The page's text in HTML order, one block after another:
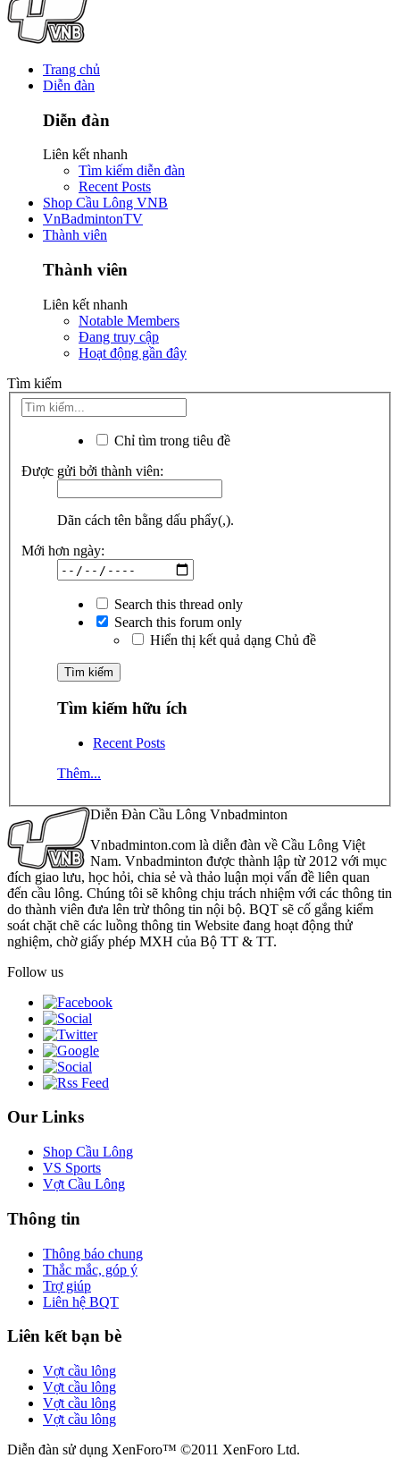
Trang chủ
Diễn đàn
Diễn đàn
Liên kết nhanh
Tìm kiếm diễn đàn
Recent Posts
Shop Cầu Lông VNB
VnBadmintonTV
Thành viên
Thành viên
Liên kết nhanh
Notable Members
Đang truy cập
Hoạt động gần đây
Tìm kiếm
Chỉ tìm trong tiêu đề
Được gửi bởi thành viên:
Dãn cách tên bằng dấu phẩy(,).
Mới hơn ngày:
Search this thread only
Search this forum only
Hiển thị kết quả dạng Chủ đề
Tìm kiếm hữu ích
Recent Posts
Thêm...
Diễn Đàn Cầu Lông Vnbadminton
Vnbadminton.com là diễn đàn về Cầu Lông Việt
Nam. Vnbadminton được thành lập từ 2012 với mục
đích giao lưu, học hỏi, chia sẻ và thảo luận mọi vấn đề liên quan
đến cầu lông. Chúng tôi sẽ không chịu trách nhiệm với các thông tin
do thành viên đưa lên trừ thông tin nội bộ. BQT sẽ cố gắng kiểm
soát chặt chẽ các luồng thông tin Website đang hoạt động thử
nghiệm, chờ giấy phép MXH của Bộ TT & TT.
Follow us
Our Links
Shop Cầu Lông
VS Sports
Vợt Cầu Lông
Thông tin
Thông báo chung
Thắc mắc, góp ý
Trợ giúp
Liên hệ BQT
Liên kết bạn bè
Vợt cầu lông
Vợt cầu lông
Vợt cầu lông
Vợt cầu lông
Diễn đàn sử dụng XenForo™ ©2011 XenForo Ltd.